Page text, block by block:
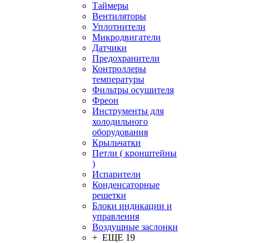
Таймеры
Вентиляторы
Уплотнители
Микродвигатели
Датчики
Предохранители
Контроллеры
температуры
Фильтры осушителя
Фреон
Инструменты для
холодильного
оборудования
Крыльчатки
Петли ( кронштейны
)
Испарители
Конденсаторные
решетки
Блоки индикации и
управления
Воздушные заслонки
+ ЕЩЕ 19